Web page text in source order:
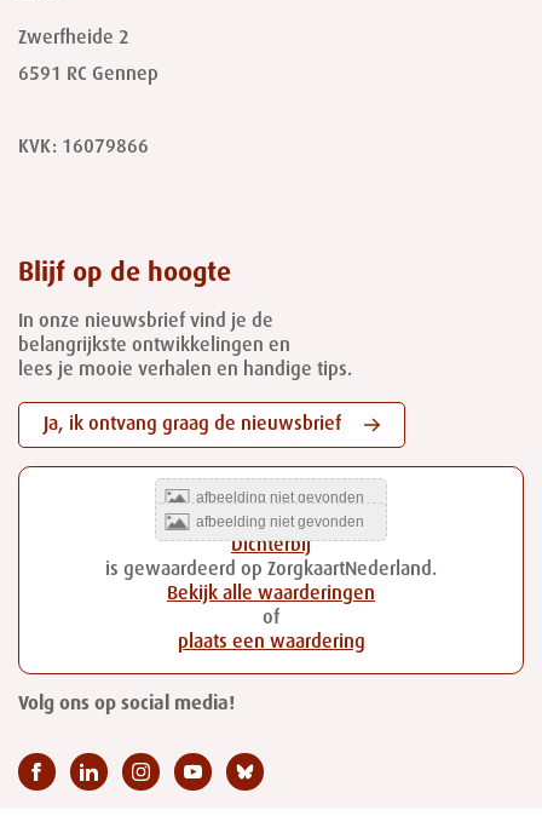
Zwerfheide 2
6591 RC Gennep
KVK: 16079866
Blijf op de hoogte
In onze nieuwsbrief vind je de
belangrijkste ontwikkelingen en
lees je mooie verhalen en handige tips.
Ja, ik ontvang graag de nieuwsbrief
Dichterbij
is gewaardeerd op ZorgkaartNederland.
Bekijk alle waarderingen
of
plaats een waardering
Volg ons op social media!